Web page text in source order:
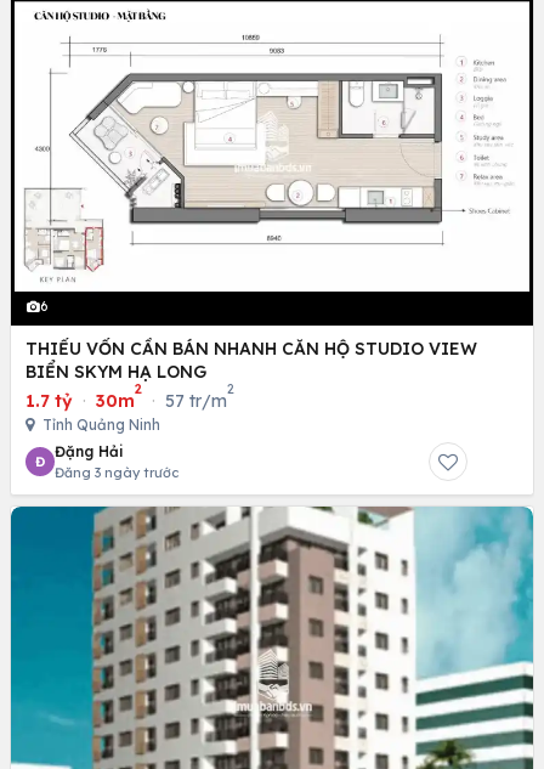
6
THIẾU VỐN CẦN BÁN NHANH CĂN HỘ STUDIO VIEW
BIỂN SKYM HẠ LONG
1.7 tỷ · 30m
2
· 57 tr/m
2
Tỉnh Quảng Ninh
Đ
Đặng Hải
Đăng 3 ngày trước